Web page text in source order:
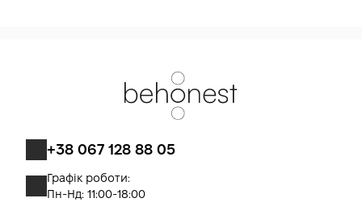
+38 067 128 88 05
Графік роботи:
Пн-Нд: 11:00-18:00